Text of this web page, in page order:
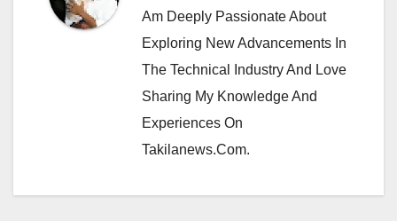
Am Deeply Passionate About
Exploring New Advancements In
The Technical Industry And Love
Sharing My Knowledge And
Experiences On
Takilanews.com.